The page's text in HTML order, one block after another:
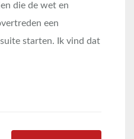
die de wet en
een
starten. Ik vind dat